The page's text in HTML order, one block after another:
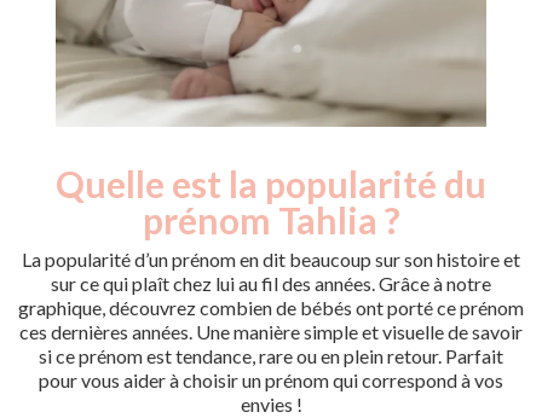
Quelle est la popularité du
prénom Tahlia ?
La popularité d’un prénom en dit beaucoup sur son histoire et
sur ce qui plaît chez lui au fil des années. Grâce à notre
graphique, découvrez combien de bébés ont porté ce prénom
ces dernières années. Une manière simple et visuelle de savoir
si ce prénom est tendance, rare ou en plein retour. Parfait
pour vous aider à choisir un prénom qui correspond à vos
envies !
Année
Nouveaux-
nés
2010
5
2011
5
2012
5
2013
5
2015
5
2016
5